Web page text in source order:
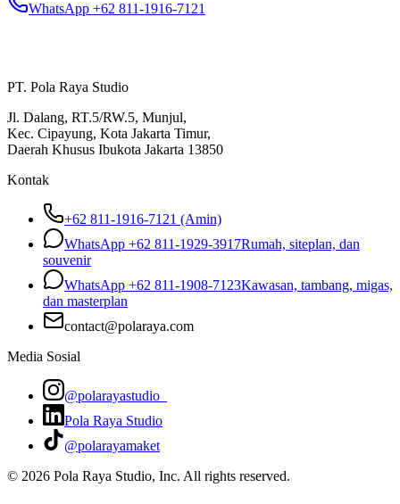
WhatsApp +62 811-1916-7121
PT. Pola Raya Studio
Jl. Dalang, RT.5/RW.5, Munjul,
Kec. Cipayung, Kota Jakarta Timur,
Daerah Khusus Ibukota Jakarta 13850
Kontak
+62 811-1916-7121 (Amin)
WhatsApp +62 811-1929-3917Rumah, siteplan, dan
souvenir
WhatsApp +62 811-1908-7123Kawasan, tambang, migas,
dan masterplan
contact@polaraya.com
Media Sosial
@polarayastudio_
Pola Raya Studio
@polarayamaket
© 2026 Pola Raya Studio, Inc. All rights reserved.